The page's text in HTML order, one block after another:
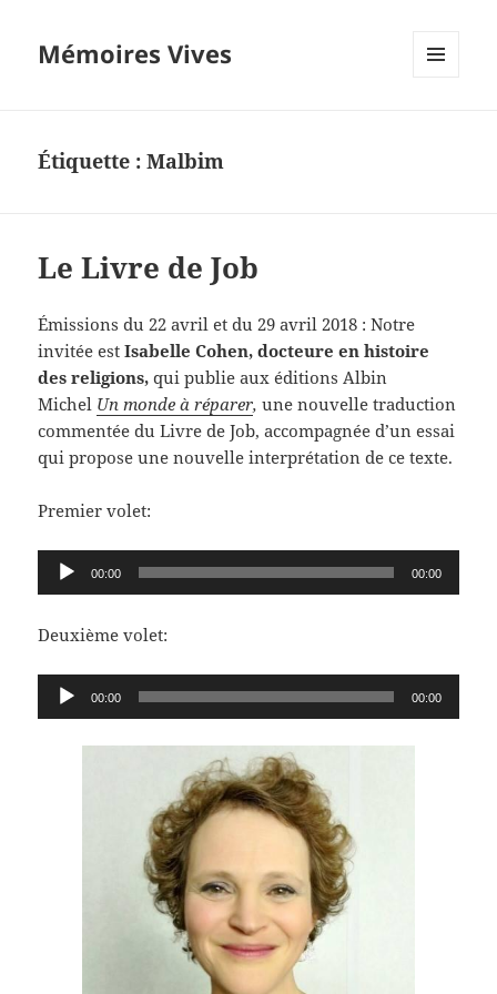
Mémoires Vives
Étiquette :Malbim
Le Livre de Job
Émissions du 22 avril et du 29 avril 2018 : Notre
invitée estIsabelle Cohen, docteure en histoire
des religions,qui publie aux éditions Albin
Michel Un monde à réparer, une nouvelle traduction
commentée du Livre de Job, accompagnée d’un essai
qui propose une nouvelle interprétation de ce texte.
Premier volet:
Lecteur
audio
00:00 00:00
Deuxième volet:
Lecteur
audio
00:00 00:00